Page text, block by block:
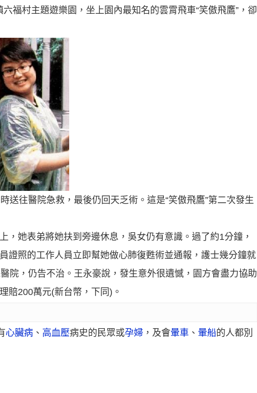
六福村主題遊樂園，坐上園內最知名的雲霄飛車“笑傲飛鷹”，卻
送往醫院急救，最後仍回天乏術。這是“笑傲飛鷹”第二次發生
，她表弟將她扶到旁邊休息，吳女仍有意識。過了約1分鐘，
證照的工作人員立即幫她做心肺復甦術並通報，護士幾分鐘就
院，仍告不治。王永豪說，發生意外很遺憾，園方會盡力協助
賠200萬元(新台幣，下同)。
心臟病 、 高血壓病史的民眾或孕婦 ，及會暈車 、 暈船的人都別